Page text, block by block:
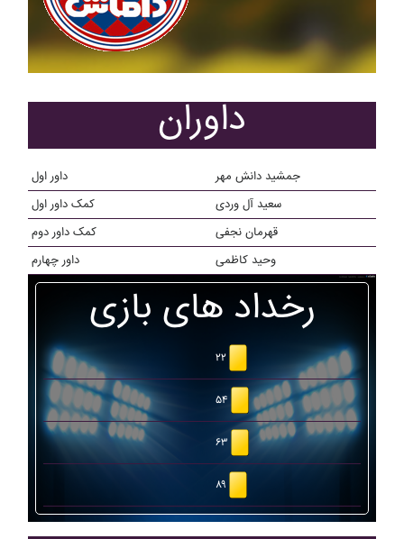
داوران
داور اول
جمشيد دانش مهر
کمک داور اول
سعید آل وردی
کمک داور دوم
قهرمان نجفی
داور چهارم
وحید کاظمی
رخداد های بازی
۲۲
۵۴
۶۳
۸۹